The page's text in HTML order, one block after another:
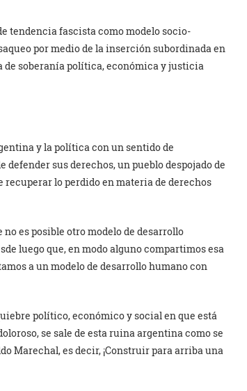
tendencia fascista como modelo socio-
por medio de la inserción subordinada en
soberanía política, económica y justicia
y la política con un sentido de
sus derechos, un pueblo despojado de
lo perdido en materia de derechos
es posible otro modelo de desarrollo
luego que, en modo alguno compartimos esa
a un modelo de desarrollo humano con
político, económico y social en que está
se sale de esta ruina argentina como se
Marechal, es decir, ¡Construir para arriba una